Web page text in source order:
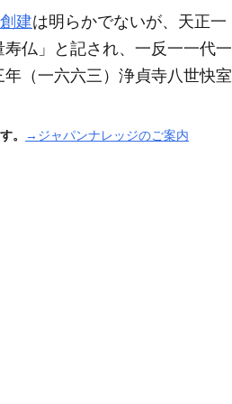
創建は明らかでないが、天正一
仏」と記され、一反一一代一
年 （一六六三） 浄貞寺八世快室
。 →ジャパンナレッジのご案内